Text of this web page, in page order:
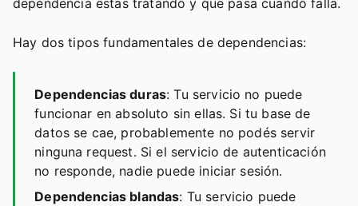
dependencia estás tratando y qué pasa cuando falla.
Hay dos tipos fundamentales de dependencias:
Dependencias duras: Tu servicio no puede
funcionar en absoluto sin ellas. Si tu base de
datos se cae, probablemente no podés servir
ninguna request. Si el servicio de autenticación
no responde, nadie puede iniciar sesión.
Dependencias blandas: Tu servicio puede